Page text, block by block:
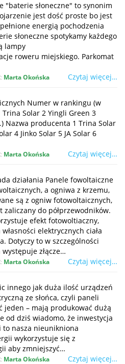
"baterie słoneczne" to synonim
jest dość proste bo jest
energią pochodzenia
słoneczne spotykamy każdego
lampy
roweru miejskiego. Parkomat
Marta Okońska Czytaj więcej…
Numer w rankingu (w
Solar 2 Yingli Green 3
Nazwa producenta 1 Trina Solar
4 Jinko Solar 5 JA Solar 6
Marta Okońska Czytaj więcej…
działania Panele fowoltaiczne
a ogniwa z krzemu,
są z ogniw fotowoltaicznych,
do półprzewodników.
efekt fotowoltiaczny,
elektrycznych ciała
Dotyczy to w szczególności
złącze…
Marta Okońska Czytaj więcej…
innego jak duża ilość urządzeń
ze słońca, czyli paneli
jeden – mają produkować dużą
od dziś wiadomo, że inwestycja
to nasza nieunikniona
wykorzystuje się z
aby zmniejszyć…
Marta Okońska Czytaj więcej…